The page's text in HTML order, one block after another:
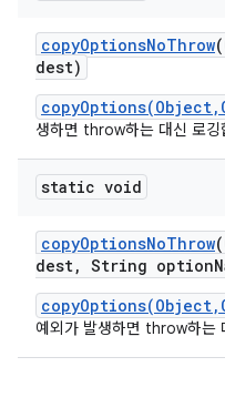
copyOptionsNoThrow
dest)
생하면 throw하는 대신 로깅
static void
copyOptionsNoThrow
dest, String option
예외가 발생하면 throw하는